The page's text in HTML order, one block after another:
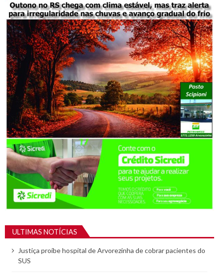
ULTIMAS NOTÍCIAS
Justiça proíbe hospital de Arvorezinha de cobrar pacientes do
SUS